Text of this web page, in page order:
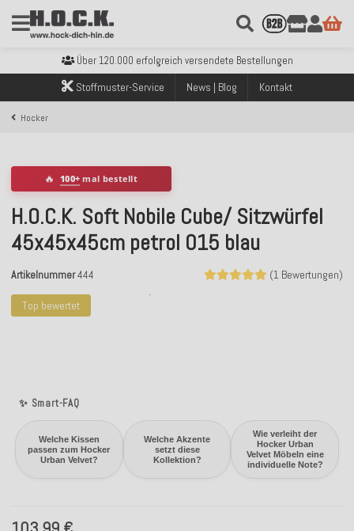
Über 120.000 erfolgreich versendete Bestellungen
Sicher bezahlen mit Klarna, PayPal & Amazon Pay
Kostenloser Versand innerhalb Deutschlands ab 99€ Bestellwert
Über 120.000 erfolgreich versendete Bestellungen
Stoffmuster-Service News | Blog Kontakt
Hocker
Top bewertet
✨ Smart-FAQ
Welche Kissen
passen zum Hocker
Urban Velvet?
Welche Akzente
setzt diese
Kollektion?
Wie verleiht der
Hocker Urban
Velvet Möbeln eine
individuelle Note?
🔥 100+ mal bestellt
H.O.C.K. Soft Nobile Cube/ Sitzwürfel
45x45x45cm petrol 015 blau
(1 Bewertungen)
Artikelnummer444